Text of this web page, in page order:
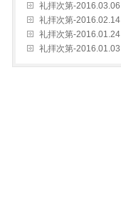
礼拝次第-2016.03.06
礼拝次第-2016.02.14
礼拝次第-2016.01.24
礼拝次第-2016.01.03